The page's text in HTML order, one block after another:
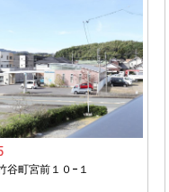
谷町宮前１０−１